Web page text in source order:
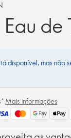
disponível, mas não
Mais informações